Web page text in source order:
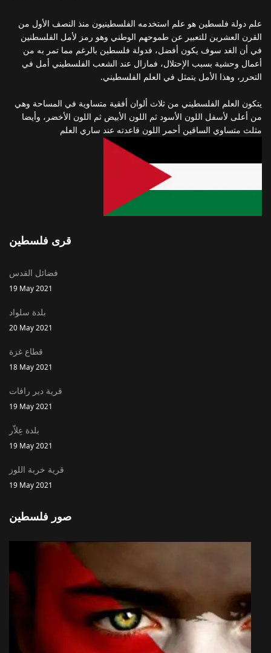
علم دولة فلسطين هو علم استخدمه الفلسطينيون منذ النصف الأول من
القرن العشرين للتعبير عن طموحهم الوطني وهو رمز لأمل الفلسطنين
في أن الغد سوف يكون أفضل، فدولة فلسطين بالرغم مما تمر به من
أعمال وحشية بسبب الإحتلال، فمازال عند الشعب الفلسطيني أمل في
التحرر، وهذا الأمل يتمثل في العلم الفلسطيني.
يتكون العلم الفلسطيني من ثلاث ألوان أفقية متساوية في المساحة وهي
من أعلى لأسفل اللون الأسود ثم اللون الأبيض ثم اللون الأخضر، وأيضا
مثلث متساوي الساقين أحمر اللون قاعدته عند ساري العلم
قرى فلسطين
فضائل القدس
19 May 2021
بلدة سلواد
20 May 2021
قطاع غزة
18 May 2021
قرية دير رافات
19 May 2021
بلدة عِلاّر
19 May 2021
قرية خربة اللوز
19 May 2021
صور فلسطين